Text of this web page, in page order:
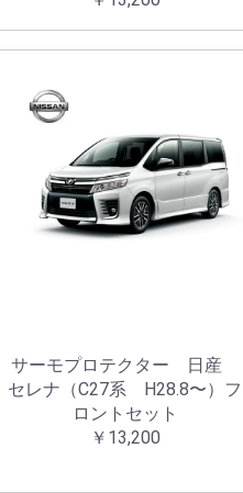
サーモプロテクター 日産
セレナ（C27系 H28.8〜）フ
ロントセット
￥13,200